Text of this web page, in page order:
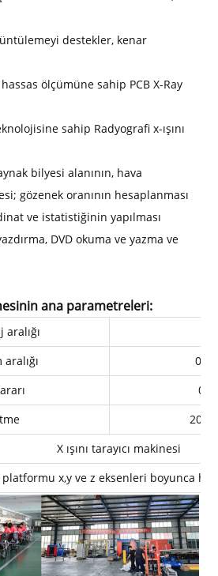
destekler, kenar
ölçümüne sahip PCB X-Ray
sahip Radyografi x-ışını
bilyesi alanının, hava
gözenek oranının hesaplanması
ve istatistiğinin yapılması
DVD okuma ve yazma ve
ana parametreleri:
0,5
20
X ışını tarayıcı makinesi
x,y ve z eksenleri boyunca